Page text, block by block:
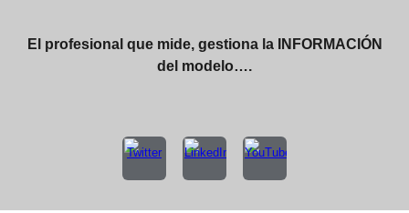
El profesional que mide, gestiona la INFORMACIÓN
del modelo….